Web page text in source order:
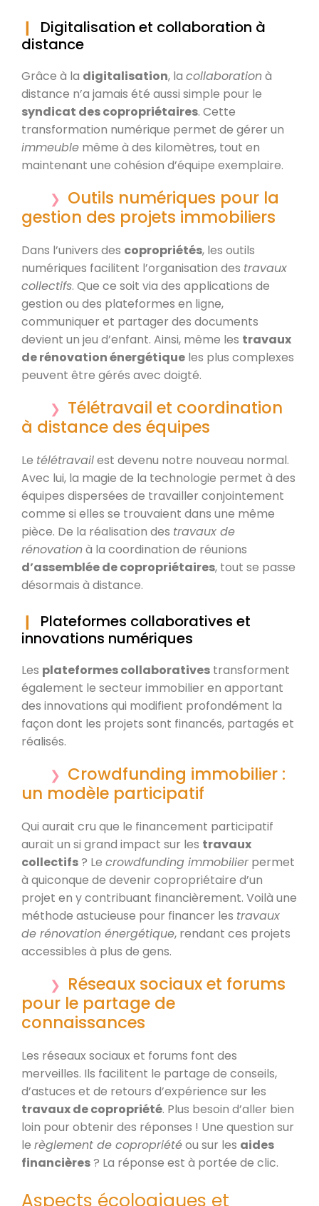
Digitalisation et collaboration à
distance
Grâce à la digitalisation, la collaborationà
distance n’a jamais été aussi simple pour le
syndicat des copropriétaires. Cette
transformation numérique permet de gérer un
immeuble même à des kilomètres, tout en
maintenant une cohésion d’équipe exemplaire.
Outils numériques pour la
gestion des projets immobiliers
Dans l’univers des copropriétés, les outils
numériques facilitent l’organisation des travaux
collectifs. Que ce soit via des applications de
gestion ou des plateformes en ligne,
communiquer et partager des documents
devient un jeu d’enfant. Ainsi, même les travaux
de rénovation énergétique les plus complexes
peuvent être gérés avec doigté.
Télétravail et coordination
à distance des équipes
Le télétravailest devenu notre nouveau normal.
Avec lui, la magie de la technologie permet à des
équipes dispersées de travailler conjointement
comme si elles se trouvaient dans une même
pièce. De la réalisation des travaux de
rénovationà la coordination de réunions
d’assemblée de copropriétaires, tout se passe
désormais à distance.
Plateformes collaboratives et
innovations numériques
Les plateformes collaboratives transforment
également le secteur immobilier en apportant
des innovations qui modifient profondément la
façon dont les projets sont financés, partagés et
réalisés.
Crowdfunding immobilier :
un modèle participatif
Qui aurait cru que le financement participatif
aurait un si grand impact sur les travaux
collectifs? Le crowdfunding immobilier permet
à quiconque de devenir copropriétaire d’un
projet en y contribuant financièrement. Voilà une
méthode astucieuse pour financer les travaux
de rénovation énergétique, rendant ces projets
accessibles à plus de gens.
Réseaux sociaux et forums
pour le partage de
connaissances
Les réseaux sociaux et forums font des
merveilles. Ils facilitent le partage de conseils,
d’astuces et de retours d’expérience sur les
travaux de copropriété. Plus besoin d’aller bien
loin pour obtenir des réponses ! Une question sur
le règlement de copropriétéou sur les aides
financières? La réponse est à portée de clic.
Aspects écologiques et